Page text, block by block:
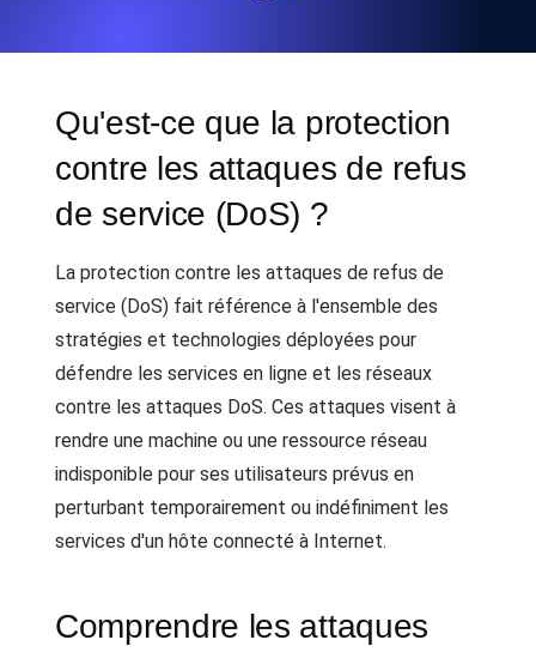
Qu'est-ce que la protection
contre les attaques de refus
de service (DoS) ?
La protection contre les attaques de refus de
service (DoS) fait référence à l'ensemble des
stratégies et technologies déployées pour
défendre les services en ligne et les réseaux
contre les attaques DoS. Ces attaques visent à
rendre une machine ou une ressource réseau
indisponible pour ses utilisateurs prévus en
perturbant temporairement ou indéfiniment les
services d'un hôte connecté à Internet.
Comprendre les attaques